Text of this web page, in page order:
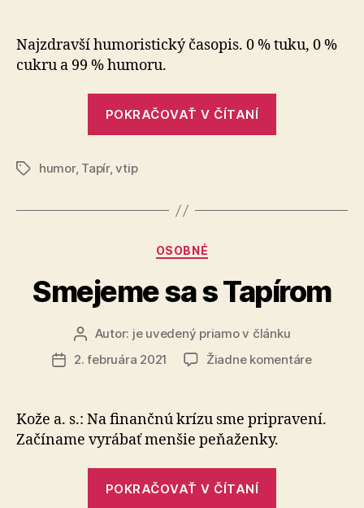
s
Najzdravší humoristický časopis. 0 % tuku, 0 %
cukru a 99 % humoru.
POKRAČOVAŤ V ČÍTANÍ
Značkyhumor, Tapír,vtip
Kategórie
OSOBNÉ
Smejeme sa s Tapírom
Autor
článku
Autor: je uvedený priamo v článku
Dátum
2. februára 2021 Žiadne komentárena
Kože a. s.: Na finančnú krízu sme pripravení.
Začíname vyrábať menšie peňaženky.
POKRAČOVAŤ V ČÍTANÍ